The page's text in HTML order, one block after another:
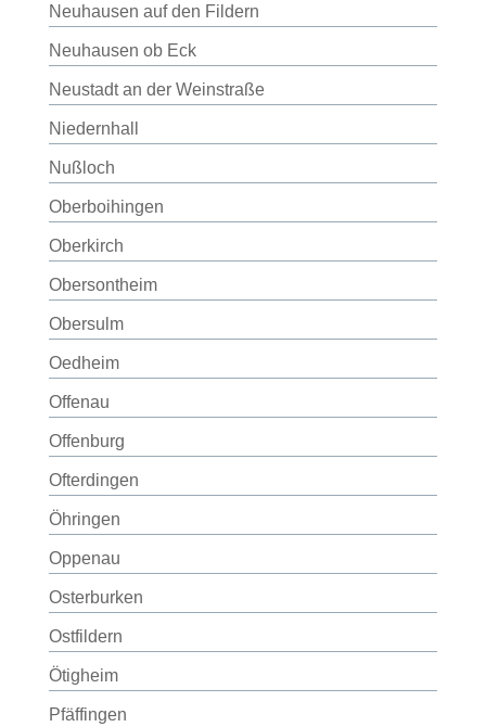
Neuhausen auf den Fildern
Neuhausen ob Eck
Neustadt an der Weinstraße
Niedernhall
Nußloch
Oberboihingen
Oberkirch
Obersontheim
Obersulm
Oedheim
Offenau
Offenburg
Ofterdingen
Öhringen
Oppenau
Osterburken
Ostfildern
Ötigheim
Pfäffingen